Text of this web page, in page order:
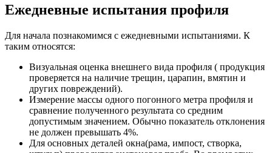
Ежедневные испытания профиля
Для начала познакомимся с ежедневными испытаниями. К
таким относятся:
Визуальная оценка внешнего вида профиля ( продукция
проверяется на наличие трещин, царапин, вмятин и
других повреждений).
Измерение массы одного погонного метра профиля и
сравнение полученного результата со средним
допустимым значением. Обычно показатель отклонения
не должен превышать 4%.
Для основных деталей окна(рама, импост, створка,